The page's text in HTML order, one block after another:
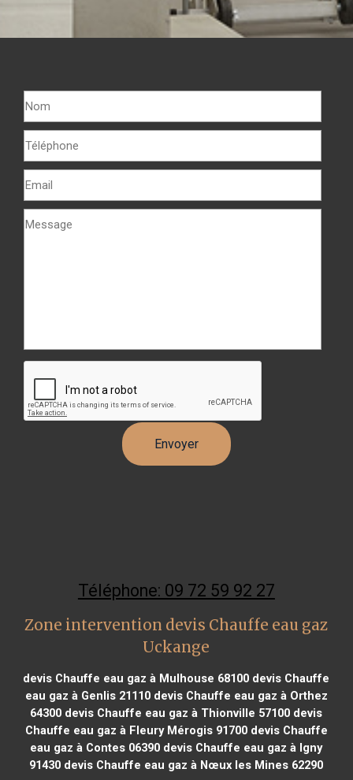
Téléphone: 09 72 59 92 27
Zone intervention devis Chauffe eau gaz
Uckange
devis Chauffe eau gaz à Mulhouse 68100 devis Chauffe
eau gaz à Genlis 21110devis Chauffe eau gaz à Orthez
64300 devis Chauffe eau gaz à Thionville 57100 devis
Chauffe eau gaz à Fleury Mérogis 91700devis Chauffe
eau gaz à Contes 06390 devis Chauffe eau gaz à Igny
91430 devis Chauffe eau gaz à Nœux les Mines 62290